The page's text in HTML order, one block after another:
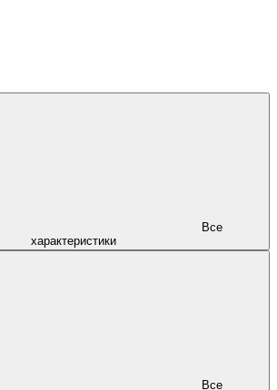
характеристики